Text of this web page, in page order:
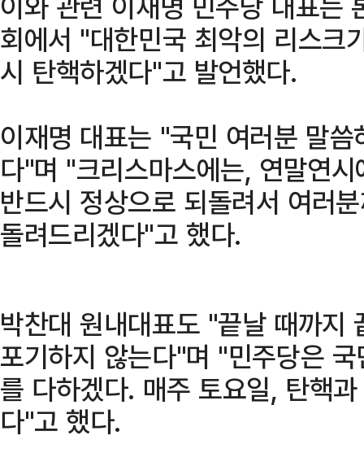
회에서 "대한민국 최악의 리스크
시 탄핵하겠다"고 발언했다.
이재명 대표는 "국민 여러분 말
다"며 "크리스마스에는, 연말연
반드시 정상으로 되돌려서 여러
돌려드리겠다"고 했다.
박찬대 원내대표도 "끝날 때까지
포기하지 않는다"며 "민주당은
를 다하겠다. 매주 토요일, 탄핵
다"고 했다.